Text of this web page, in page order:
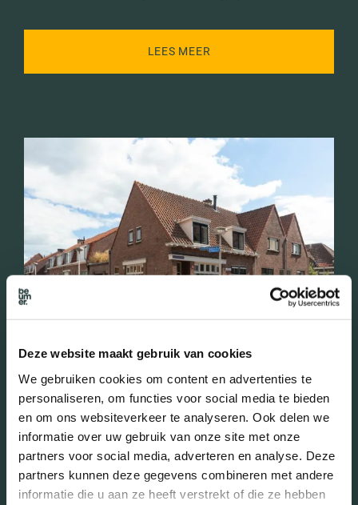
Deze website maakt gebruik van cookies
We gebruiken cookies om content en advertenties te
personaliseren, om functies voor social media te bieden
en om ons websiteverkeer te analyseren. Ook delen we
informatie over uw gebruik van onze site met onze
partners voor social media, adverteren en analyse. Deze
partners kunnen deze gegevens combineren met andere
informatie die u aan ze heeft verstrekt of die ze hebben
LEES MEER
Plataanstraat 5 Utrecht
Deze prachtige, karakteristieke, gemoderniseerde hoekwoning
met groot zonnig dakterras en berging beschikt over een
studio met eigen ingang!